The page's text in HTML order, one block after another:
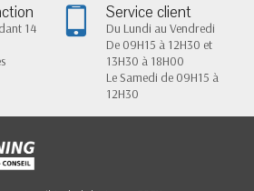
14
Service client
Du Lundi au Vendredi
De 09H15 à 12H30 et
13H30 à 18H00
Le Samedi de 09H15 à
12H30